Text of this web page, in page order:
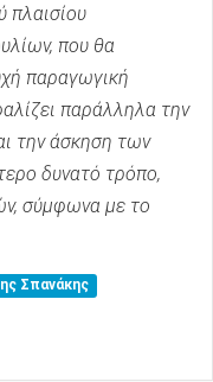
πλαισίου
που θα
παραγωγική
παράλληλα την
την άσκηση των
δυνατό τρόπο,
σύμφωνα με το
Σπανάκης